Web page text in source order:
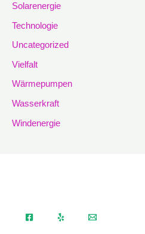
Solarenergie
Technologie
Uncategorized
Vielfalt
Wärmepumpen
Wasserkraft
Windenergie